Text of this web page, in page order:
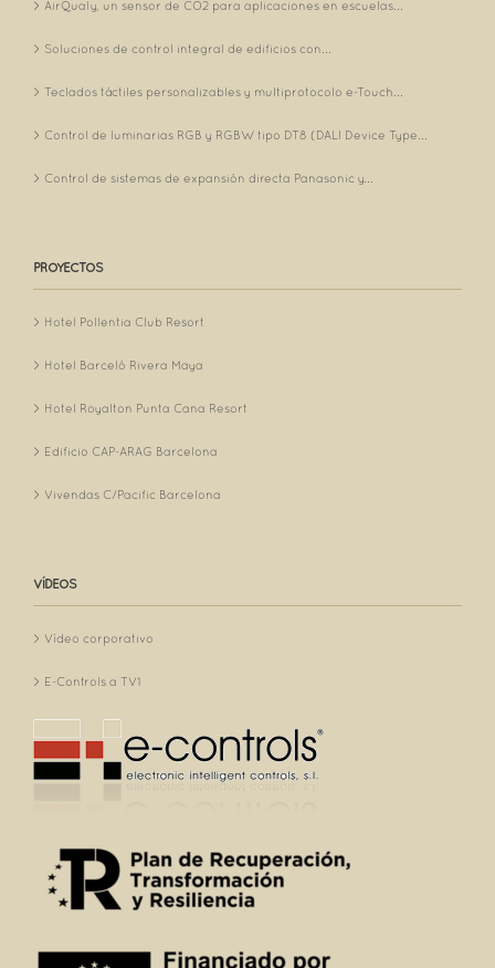
AirQualy, un sensor de CO2 para aplicaciones en escuelas...
Soluciones de control integral de edificios con...
Teclados táctiles personalizables y multiprotocolo e-Touch...
Control de luminarias RGB y RGBW tipo DT8 (DALI Device Type...
Control de sistemas de expansión directa Panasonic y...
PROYECTOS
Hotel Pollentia Club Resort
Hotel Barceló Rivera Maya
Hotel Royalton Punta Cana Resort
Edificio CAP-ARAG Barcelona
Vivendas C/Pacific Barcelona
VÍDEOS
Vídeo corporativo
E-Controls a TV1